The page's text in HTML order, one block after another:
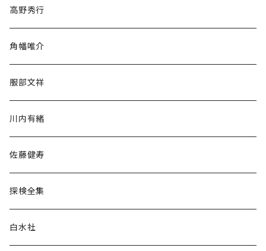
随筆・ノンフィクション・その他
民族・風習
言語・ことば
高野秀行
角幡唯介
服部文祥
川内有緒
佐藤健寿
探検全集
白水社